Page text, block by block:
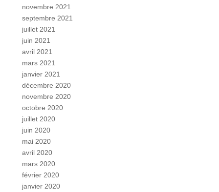
novembre 2021
septembre 2021
juillet 2021
juin 2021
avril 2021
mars 2021
janvier 2021
décembre 2020
novembre 2020
octobre 2020
juillet 2020
juin 2020
mai 2020
avril 2020
mars 2020
février 2020
janvier 2020